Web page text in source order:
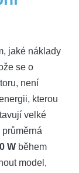
jaké náklady
⁢se o
není
kterou
velké
W během
model,